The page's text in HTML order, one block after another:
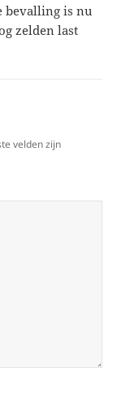
bevalling is nu
zelden last
velden zijn